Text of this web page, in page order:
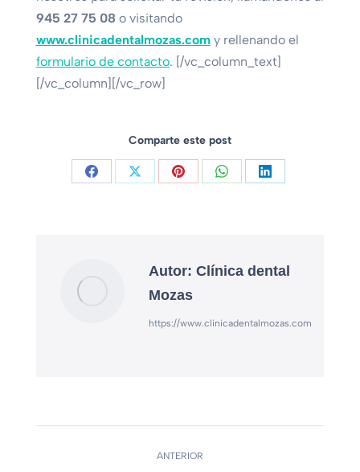
945 27 75 08 o visitando
www.clinicadentalmozas.comy rellenando el
formulario de contacto. [/vc_column_text]
[/vc_column][/vc_row]
Comparte este post
Autor: Clínica dental
Mozas
https://www.clinicadentalmozas.com
ANTERIOR